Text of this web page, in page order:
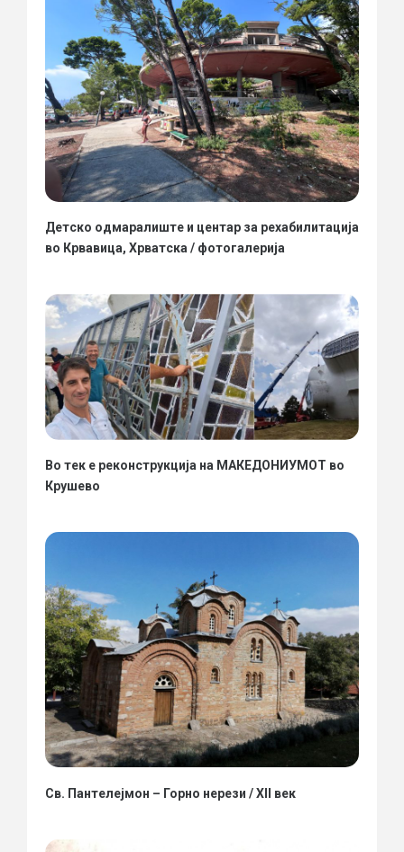
Детско одмаралиште и центар за рехабилитација
во Крвавица, Хрватска / фотогалерија
Во тек е реконструкција на МАКЕДОНИУМОТ во
Крушево
Св. Пантелејмон – Горно нерези / XII век